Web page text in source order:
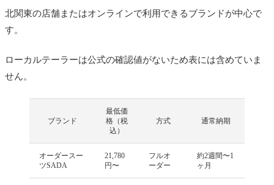
北関東の店舗またはオンラインで利用できるブランドが中心で
す。
ローカルテーラーは公式の確認値がないため表には含めていま
せん。
ブランド
最低価
格（税
込）
方式 通常納期
オーダースー
ツSADA
21,780
円〜
フルオ
ーダー
約2週間〜1
ヶ月